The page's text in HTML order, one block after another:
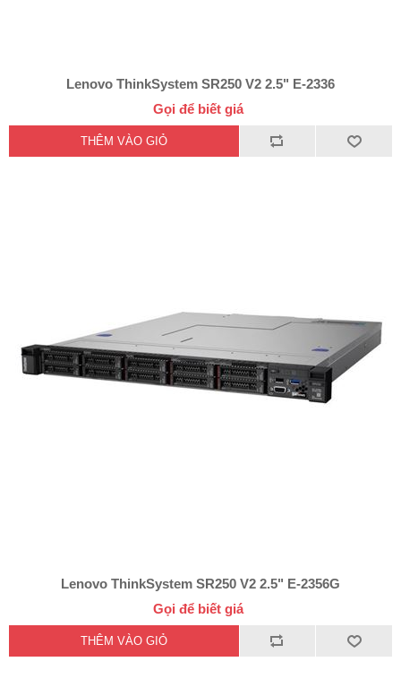
Lenovo ThinkSystem SR250 V2 2.5" E-2336
Gọi để biết giá
Lenovo ThinkSystem SR250 V2 2.5" E-2356G
Gọi để biết giá